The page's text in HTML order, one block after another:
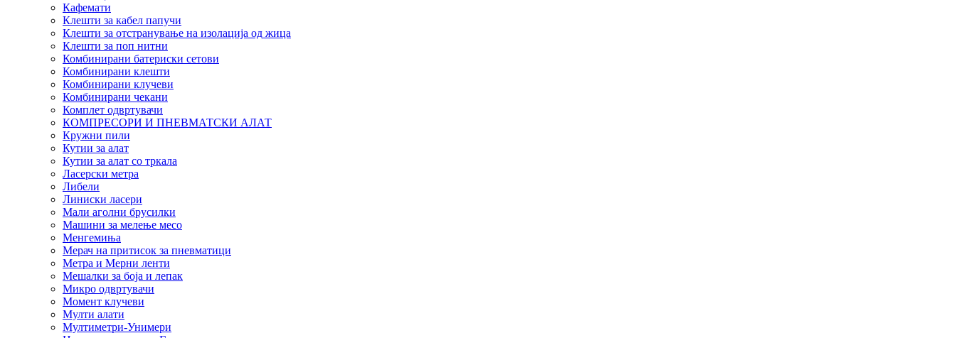
Кафемати
Клешти за кабел папучи
Клешти за отстранување на изолација од жица
Клешти за поп нитни
Комбинирани батериски сетови
Комбинирани клешти
Комбинирани клучеви
Комбинирани чекани
Комплет одвртувачи
КОМПРЕСОРИ И ПНЕВМАТСКИ АЛАТ
Кружни пили
Кутии за алат
Кутии за алат со тркала
Ласерски метра
Либели
Линиски ласери
Мали аголни брусилки
Машини за мелење месо
Менгемиња
Мерач на притисок за пневматици
Метра и Мерни ленти
Мешалки за боја и лепак
Микро одвртувачи
Момент клучеви
Мулти алати
Мултиметри-Унимери